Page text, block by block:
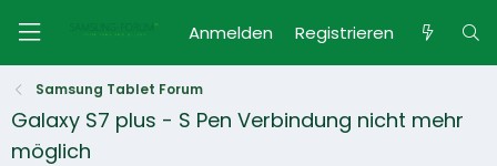
Anmelden Registrieren
Samsung Tablet Forum
Galaxy S7 plus - S Pen Verbindung nicht mehr
möglich